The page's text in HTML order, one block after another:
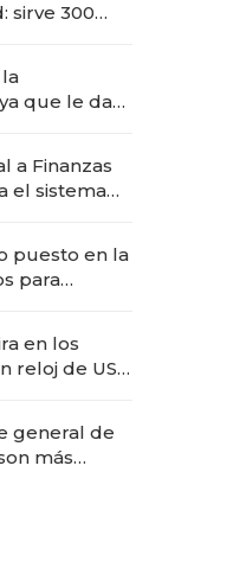
sirve 300
que le da
a Finanzas
el sistema
puesto en la
para
en los
reloj de US$
general de
más